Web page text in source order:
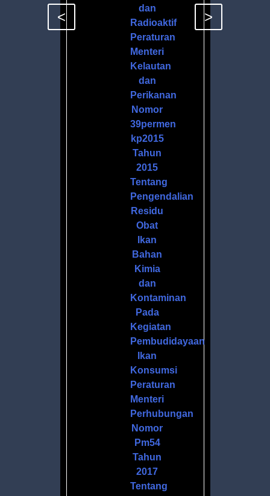
dan
Radioaktif
Peraturan
Menteri
Kelautan
dan
Perikanan
Nomor
39permen
kp2015
Tahun
2015
Tentang
Pengendalian
Residu
Obat
Ikan
Bahan
Kimia
dan
Kontaminan
Pada
Kegiatan
Pembudidayaan
Ikan
Konsumsi
Peraturan
Menteri
Perhubungan
Nomor
Pm54
Tahun
2017
Tentang
< >